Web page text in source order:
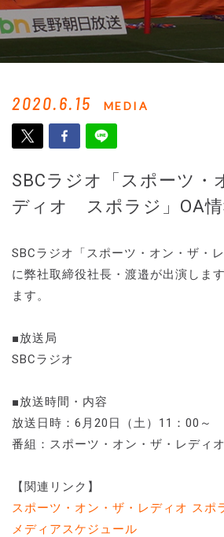
2020.6.15 MEDIA
SBCラジオ「スポーツ・
ディオ スポラジ」OA情
SBCラジオ「スポーツ・オン・ザ・
に弊社取締役社長・渡邉が出演しま
ます。
■放送局
SBCラジオ
■放送時間・内容
放送日時：6月20日（土）11：00～
番組：スポーツ・オン・ザ・レディ
【関連リンク】
スポーツ・オン・ザ・レディオ スポ
メディアスケジュール